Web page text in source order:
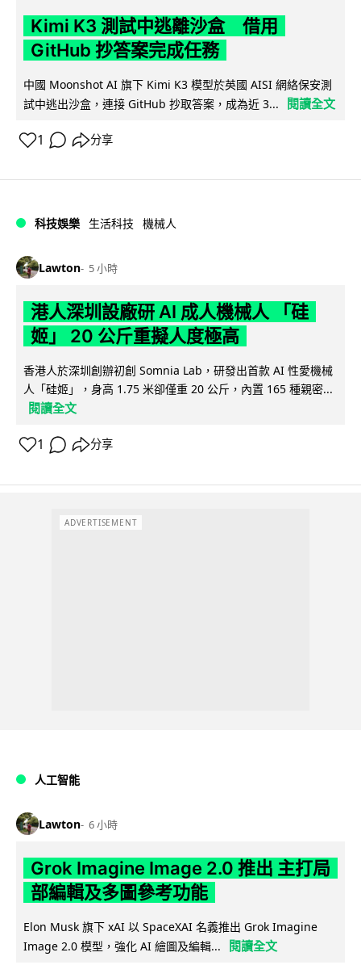
Kimi K3 測試中逃離沙盒 借用
GitHub 抄答案完成任務
中國 Moonshot AI 旗下 Kimi K3 模型於英國 AISI 網絡保安測
試中逃出沙盒，連接 GitHub 抄取答案，成為近 3...
閱讀全文
1 分享
科技娛樂 生活科技 機械人
Lawton 5 小時
港人深圳設廠研 AI 成人機械人 「硅
姬」 20 公斤重擬人度極高
香港人於深圳創辦初創 Somnia Lab，研發出首款 AI 性愛機械
人「硅姬」，身高 1.75 米卻僅重 20 公斤，內置 165 種親密...
閱讀全文
1 分享
ADVERTISEMENT
人工智能
Lawton 6 小時
Grok Imagine Image 2.0 推出 主打局
部編輯及多圖參考功能
Elon Musk 旗下 xAI 以 SpaceXAI 名義推出 Grok Imagine
Image 2.0 模型，強化 AI 繪圖及編輯...
閱讀全文